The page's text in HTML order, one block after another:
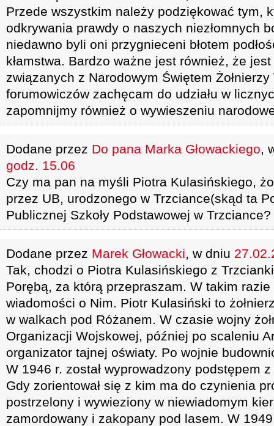
Przede wszystkim należy podziękować tym,
odkrywania prawdy o naszych niezłomnych
niedawno byli oni przygnieceni błotem
kłamstwa. Bardzo ważne jest również, że
związanych z Narodowym Świętem
forumowiczów zachęcam do udziału w
zapomnijmy również o wywieszeniu
Dodane przez Do pana Marka Głowackiego,
godz. 15.06
Czy ma pan na myśli Piotra Kulasińskiego,
przez UB, urodzonego w Trzciance(skąd ta
Publicznej Szkoły Podstawowej w Trzciance?
Dodane przez Marek Głowacki, w dniu
Tak, chodzi o Piotra Kulasińskiego z
Porębą, za którą przepraszam. W takim
wiadomości o Nim. Piotr Kulasiński to
w walkach pod Różanem. W czasie wojny
Organizacji Wojskowej, później po scaleniu
organizator tajnej oświaty. Po wojnie
W 1946 r. został wyprowadzony podstępem
Gdy zorientował się z kim ma do czynienia
postrzelony i wywieziony w niewiadomym
zamordowany i zakopany pod lasem. W